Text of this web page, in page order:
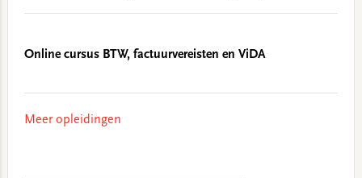
Online cursus BTW, factuurvereisten en ViDA
Meer opleidingen